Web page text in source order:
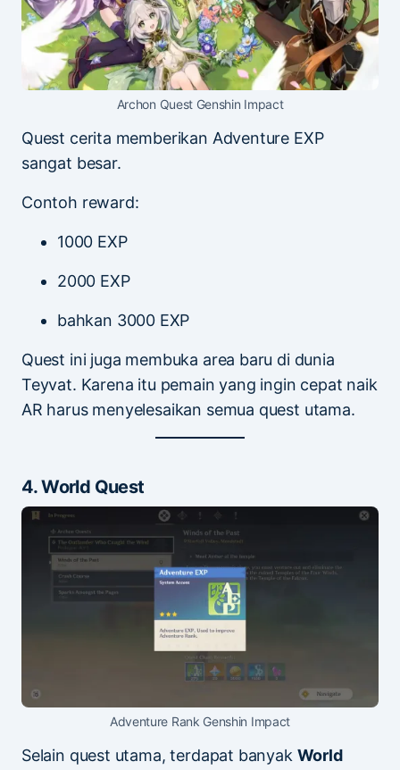
Archon Quest Genshin Impact
Quest cerita memberikan Adventure EXP
sangat besar.
Contoh reward:
1000 EXP
2000 EXP
bahkan 3000 EXP
Quest ini juga membuka area baru di dunia
Teyvat. Karena itu pemain yang ingin cepat naik
AR harus menyelesaikan semua quest utama.
4. World Quest
Adventure Rank Genshin Impact
Selain quest utama, terdapat banyak World